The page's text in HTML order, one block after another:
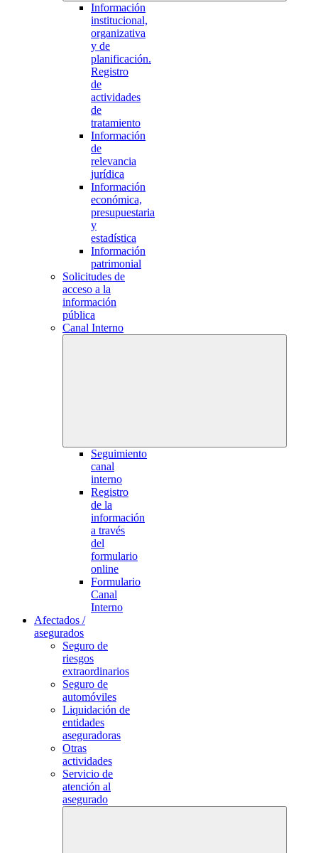
Información
institucional,
organizativa
y de
planificación.
Registro
de
actividades
de
tratamiento
Información
de
relevancia
jurídica
Información
económica,
presupuestaria
y
estadística
Información
patrimonial
Solicitudes de
acceso a la
información
pública
Canal Interno
Seguimiento
canal
interno
Registro
de la
información
a través
del
formulario
online
Formulario
Canal
Interno
Afectados /
asegurados
Seguro de
riesgos
extraordinarios
Seguro de
automóviles
Liquidación de
entidades
aseguradoras
Otras
actividades
Servicio de
atención al
asegurado